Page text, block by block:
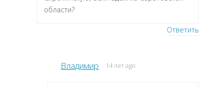
области?
Ответить
Владимир 14 лет ago